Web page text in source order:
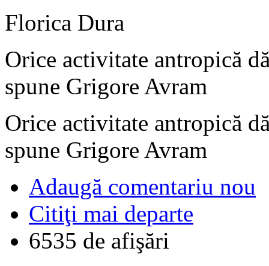
Florica Dura
Orice activitate antropică
spune Grigore Avram
Orice activitate antropică
spune Grigore Avram
Adaugă comentariu nou
Citiţi mai departe
6535 de afişări